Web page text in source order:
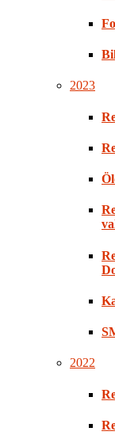
2023
2022